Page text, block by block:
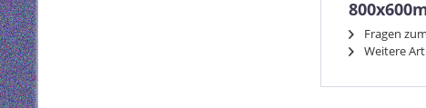
Fragen
Weitere